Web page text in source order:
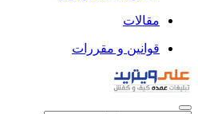
مقالات
قوانین و مقررات